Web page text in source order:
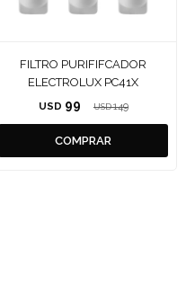
FILTRO PURIFIFCADOR
ELECTROLUX PC41X
USD 99 USD 149